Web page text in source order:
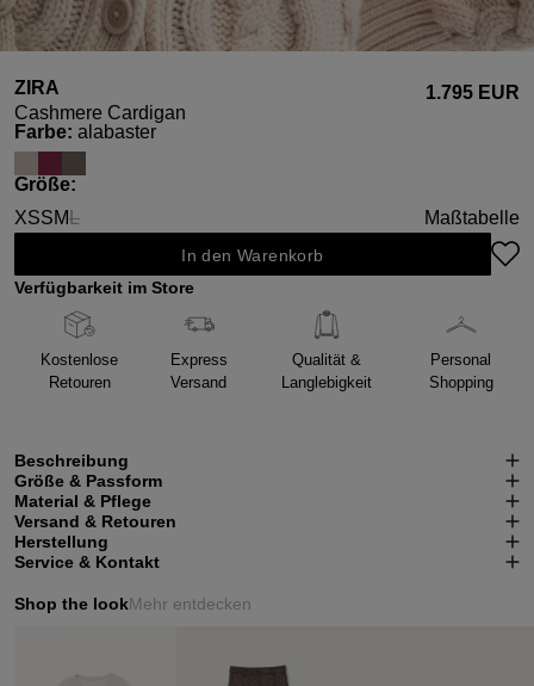
ZIRA
Cashmere Cardigan
1.795 EUR
Farbeauswählen
: alabaster
Größeauswählen
:
XSSML
(Diese Option ist zurzeit nicht verfügbar.)
Maßtabelle
In den Warenkorb
Verfügbarkeit im Store
Kostenlose
Retouren
Express
Versand
Qualität &
Langlebigkeit
Personal
Shopping
Beschreibung
Größe & Passform
Material & Pflege
Versand & Retouren
Herstellung
Service & Kontakt
Shop the lookMehr entdecken